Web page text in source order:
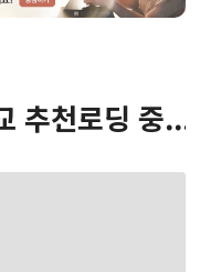
추천로딩 중...